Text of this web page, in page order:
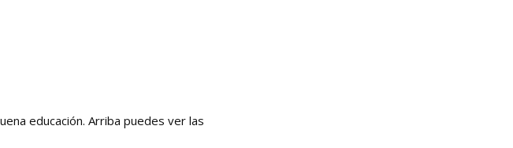
educación. Arriba puedes ver las